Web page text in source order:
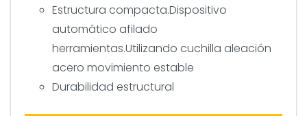
Estructura compacta.Dispositivo
automático afilado
herramientas.Utilizando cuchilla aleación
acero movimiento estable
Durabilidad estructural